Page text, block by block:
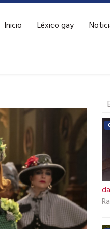
Inicio Léxico gay